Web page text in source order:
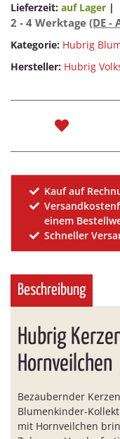
Lieferzeit: auf Lager |
2 - 4 Werktage (DE -
Kategorie: Hubrig
Hersteller: Hubrig
Kauf auf
einem
Schneller
Beschreibung
Hubrig
Hornveilchen
Bezaubernder
Blumenkinder-
mit Hornveilchen